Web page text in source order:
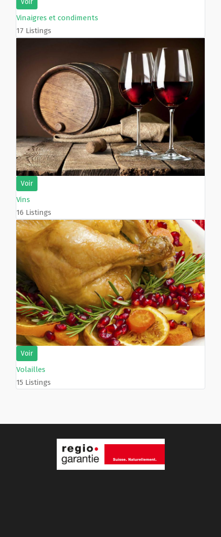
Vinaigres et condiments
17 Listings
Voir
Vins
16 Listings
Voir
Volailles
15 Listings